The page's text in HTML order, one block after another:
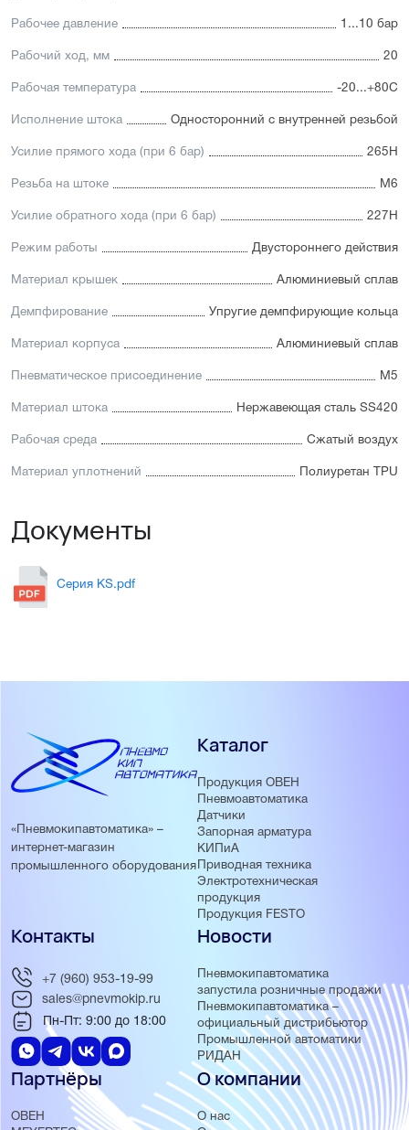
Рабочее давление 1...10 бар
Рабочий ход, мм 20
Рабочая температура -20...+80С
Исполнение штока Односторонний с внутренней резьбой
Усилие прямого хода (при 6 бар) 265Н
Резьба на штоке М6
Усилие обратного хода (при 6 бар) 227Н
Режим работы Двустороннего действия
Материал крышек Алюминиевый сплав
Демпфирование Упругие демпфирующие кольца
Материал корпуса Алюминиевый сплав
Пневматическое присоединение М5
Материал штока Нержавеющая сталь SS420
Рабочая среда Сжатый воздух
Материал уплотнений Полиуретан TPU
Документы
Серия KS.pdf
«Пневмокипавтоматика» –
интернет-магазин
промышленного оборудования
Каталог
Продукция ОВЕН
Пневмоавтоматика
Датчики
Запорная арматура
КИПиА
Приводная техника
Электротехническая
продукция
Продукция FESTO
Новости
Пневмокипавтоматика
запустила розничные продажи
Пневмокипавтоматика –
официальный дистрибьютор
Промышленной автоматики
РИДАН
Партнёры
ОВЕН
О компании
О нас
Контакты
+7 (960) 953-19-99
sales@pnevmokip.ru
Пн-Пт: 9:00 до 18:00